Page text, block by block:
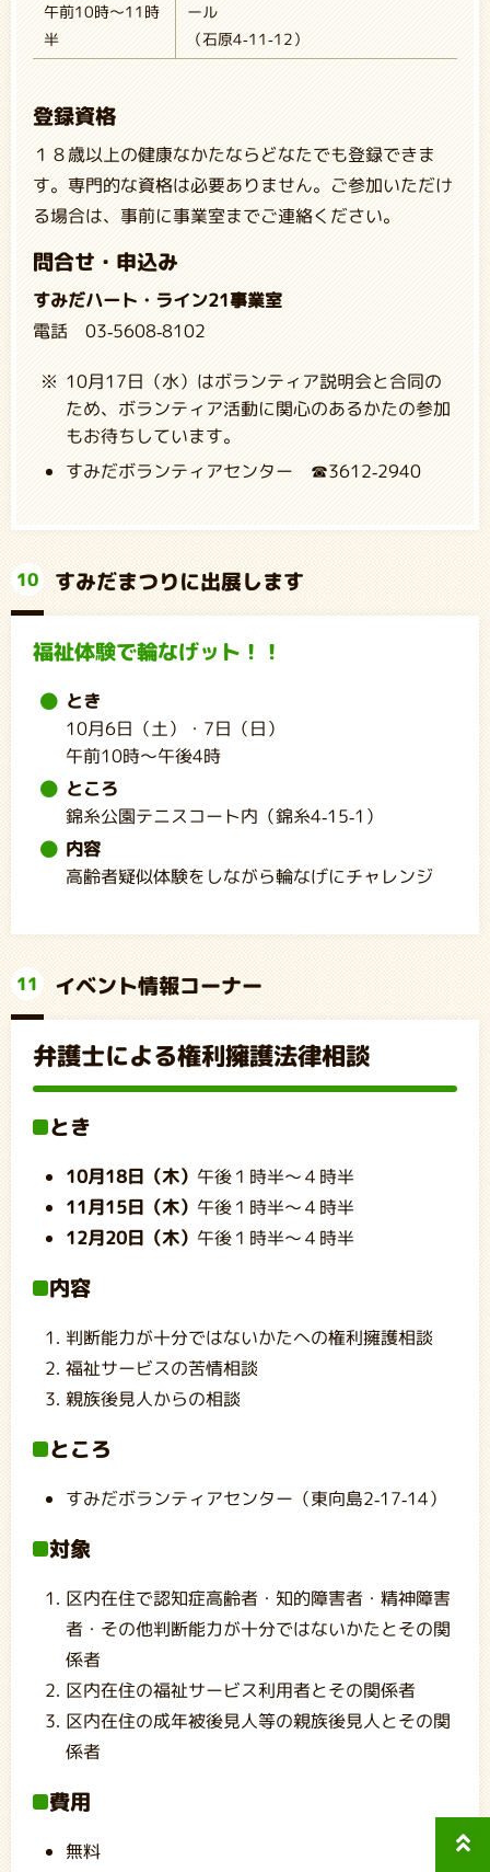
午前10時～11時
半
ール
（石原4-11-12）
登録資格
１８歳以上の健康なかたならどなたでも登録できま
す。専門的な資格は必要ありません。ご参加いただけ
る場合は、事前に事業室までご連絡ください。
問合せ・申込み
すみだハート・ライン21事業室
電話 03-5608-8102
10月17日（水）はボランティア説明会と合同の
ため、ボランティア活動に関心のあるかたの参加
もお待ちしています。
すみだボランティアセンター ☎3612-2940
10 すみだまつりに出展します
福祉体験で輪なげット！！
とき
10月6日（土）・7日（日）
午前10時～午後4時
ところ
錦糸公園テニスコート内（錦糸4-15-1）
内容
高齢者疑似体験をしながら輪なげにチャレンジ
11 イベント情報コーナー
弁護士による権利擁護法律相談
とき
10月18日（木） 午後１時半～４時半
11月15日（木） 午後１時半～４時半
12月20日（木） 午後１時半～４時半
内容
判断能力が十分ではないかたへの権利擁護相談
福祉サービスの苦情相談
親族後見人からの相談
ところ
すみだボランティアセンター（東向島2-17-14）
対象
区内在住で認知症高齢者・知的障害者・精神障害
者・その他判断能力が十分ではないかたとその関
係者
区内在住の福祉サービス利用者とその関係者
区内在住の成年被後見人等の親族後見人とその関
係者
費用
無料